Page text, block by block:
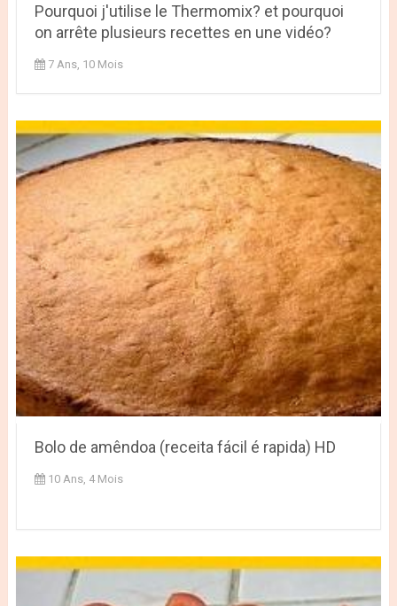
Pourquoi j'utilise le Thermomix? et pourquoi
on arrête plusieurs recettes en une vidéo?
7 Ans, 10 Mois
Bolo de amêndoa (receita fácil é rapida) HD
10 Ans, 4 Mois